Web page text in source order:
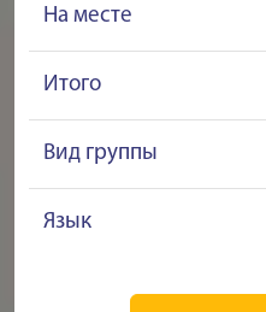
На месте
Итого
Вид группы
Язык